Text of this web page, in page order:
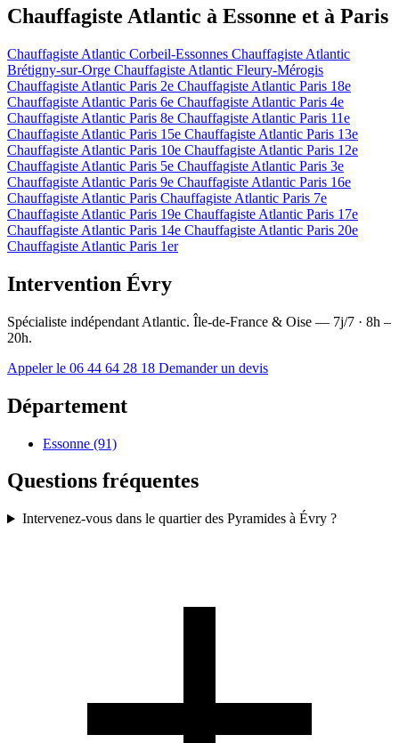
Chauffagiste Atlantic à Essonne et à Paris
Chauffagiste Atlantic Corbeil-Essonnes Chauffagiste Atlantic
Brétigny-sur-Orge Chauffagiste Atlantic Fleury-Mérogis
Chauffagiste Atlantic Paris 2e Chauffagiste Atlantic Paris 18e
Chauffagiste Atlantic Paris 6e Chauffagiste Atlantic Paris 4e
Chauffagiste Atlantic Paris 8e Chauffagiste Atlantic Paris 11e
Chauffagiste Atlantic Paris 15e Chauffagiste Atlantic Paris 13e
Chauffagiste Atlantic Paris 10e Chauffagiste Atlantic Paris 12e
Chauffagiste Atlantic Paris 5e Chauffagiste Atlantic Paris 3e
Chauffagiste Atlantic Paris 9e Chauffagiste Atlantic Paris 16e
Chauffagiste Atlantic Paris Chauffagiste Atlantic Paris 7e
Chauffagiste Atlantic Paris 19e Chauffagiste Atlantic Paris 17e
Chauffagiste Atlantic Paris 14e Chauffagiste Atlantic Paris 20e
Chauffagiste Atlantic Paris 1er
Intervention Évry
Spécialiste indépendant Atlantic. Île-de-France & Oise — 7j/7 · 8h –
20h.
Appeler le 06 44 64 28 18 Demander un devis
Département
Essonne (91)
Questions fréquentes
Intervenez-vous dans le quartier des Pyramides à Évry ?